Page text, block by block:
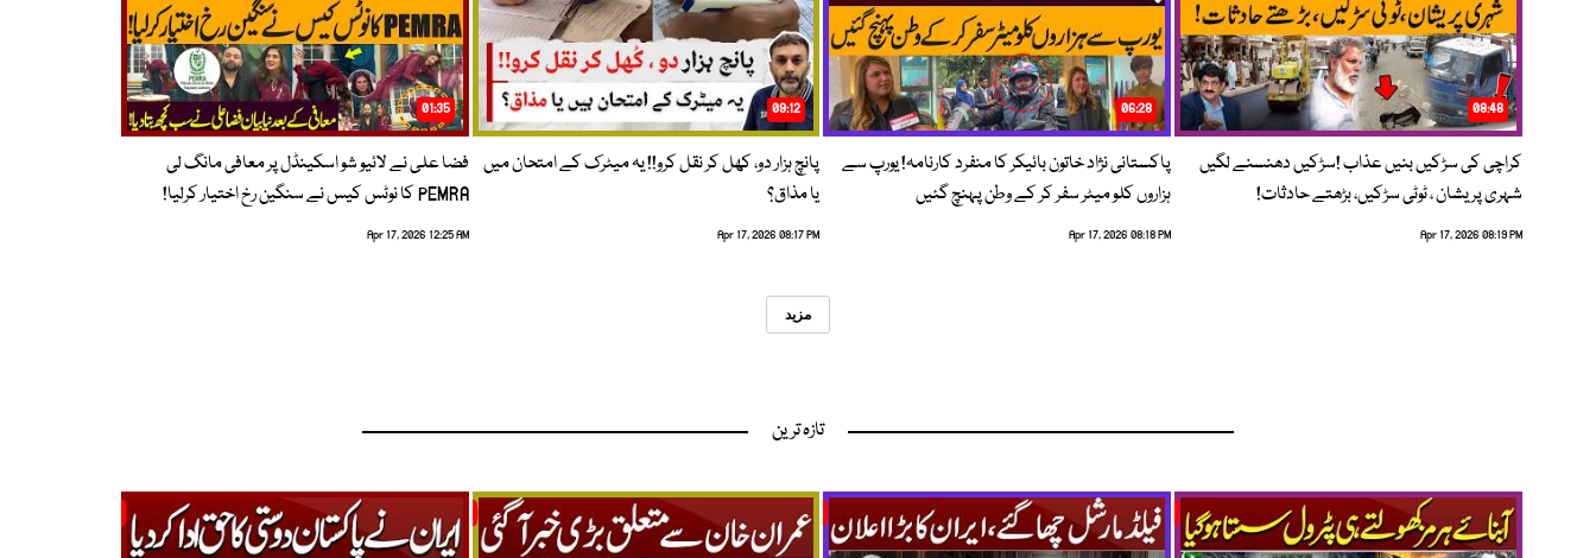
08:48
کراچی کی سڑکیں بنیں عذاب !سڑکیں دھنسنے لگیں
شہری پریشان ، ٹوٹی سڑکیں، بڑھتے حادثات!
Apr 17, 2026 08:19 PM
06:28
پاکستانی نژاد خاتون بائیکر کا منفرد کارنامہ! یورپ سے
ہزاروں کلو میٹر سفر کر کے وطن پہنچ گئیں
Apr 17, 2026 08:18 PM
09:12
پانچ ہزار دو، کھل کر نقل کرو!! یہ میٹرک کے امتحان میں
یا مذاق؟
Apr 17, 2026 08:17 PM
01:35
فضا علی نے لائیو شو اسکینڈل پر معافی مانگ لی
PEMRA کا نوٹس کیس نے سنگین رخ اختیار کرلیا!
Apr 17, 2026 12:25 AM
مزید
تازہ ترین